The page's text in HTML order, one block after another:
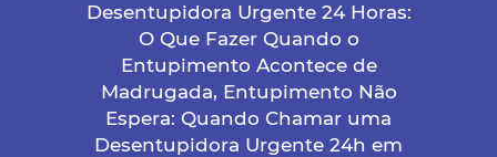
Desentupidora Urgente 24 Horas:
O Que Fazer Quando o
Entupimento Acontece de
Madrugada, Entupimento Não
Espera: Quando Chamar uma
Desentupidora Urgente 24h em